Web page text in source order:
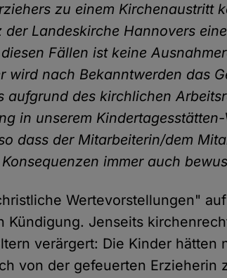
zu einem Kirchenaustritt
der Landeskirche Hannovers
Fällen ist keine
wird nach Bekanntwerden das
aufgrund des kirchlichen
in unserem
dass der Mitarbeiterin/dem
immer auch
Wertevorstellungen"
Kündigung. Jenseits
verärgert: Die Kinder hätten
von der gefeuerten Erzieherin